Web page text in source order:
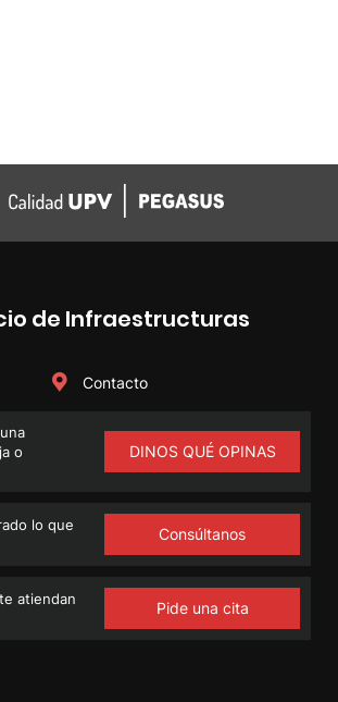
de Infraestructuras
Contacto
o
DINOS QUÉ OPINAS
lo que
Consúltanos
atiendan
Pide una cita